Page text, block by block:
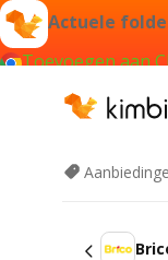
Actuele
Toevoegen aan